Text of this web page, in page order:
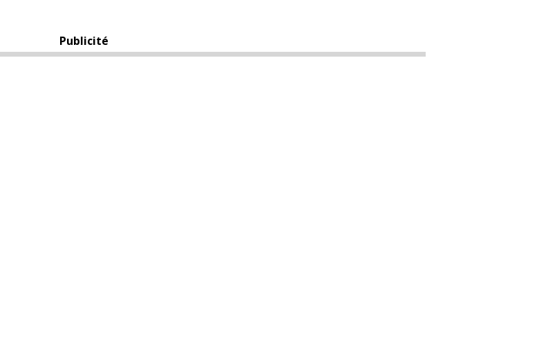
Publicité